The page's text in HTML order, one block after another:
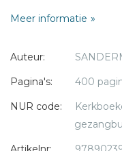
Lennart Morée, Rien
Meer informatie
Auteur:
Pagina's:
400
NUR code:
* = verplicht